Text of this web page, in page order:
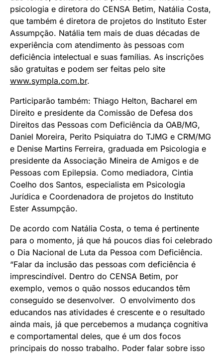
psicologia e diretora do CENSA Betim, Natália Costa,
que também é diretora de projetos do Instituto Ester
Assumpção. Natália tem mais de duas décadas de
experiência com atendimento às pessoas com
deficiência intelectual e suas famílias. As inscrições
são gratuitas e podem ser feitas pelo site
www.sympla.com.br.
Participarão também: Thiago Helton, Bacharel em
Direito e presidente da Comissão de Defesa dos
Direitos das Pessoas com Deficiência da OAB/MG,
Daniel Moreira, Perito Psiquiatra do TJMG e CRM/MG
e Denise Martins Ferreira, graduada em Psicologia e
presidente da Associação Mineira de Amigos e de
Pessoas com Epilepsia. Como mediadora, Cintia
Coelho dos Santos, especialista em Psicologia
Jurídica e Coordenadora de projetos do Instituto
Ester Assumpção.
De acordo com Natália Costa, o tema é pertinente
para o momento, já que há poucos dias foi celebrado
o Dia Nacional de Luta da Pessoa com Deficiência.
“Falar da inclusão das pessoas com deficiência é
imprescindível. Dentro do CENSA Betim, por
exemplo, vemos o quão nossos educandos têm
conseguido se desenvolver. O envolvimento dos
educandos nas atividades é crescente e o resultado
ainda mais, já que percebemos a mudança cognitiva
e comportamental deles, que é um dos focos
principais do nosso trabalho. Poder falar sobre isso